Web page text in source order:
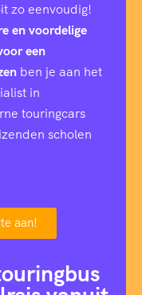
zo eenvoudig!
en voordelige
een
ben je aan het
in
touringcars
scholen
aan!